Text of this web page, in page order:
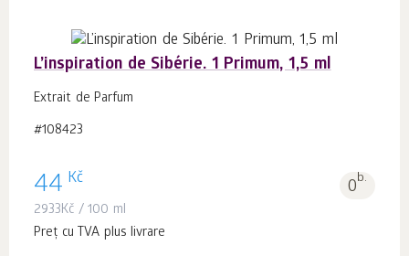
L’inspiration de Sibérie. 1 Primum, 1,5 ml
Extrait de Parfum
#108423
44 Kč 0b.
2933Kč / 100 ml
Preț cu TVA plus livrare